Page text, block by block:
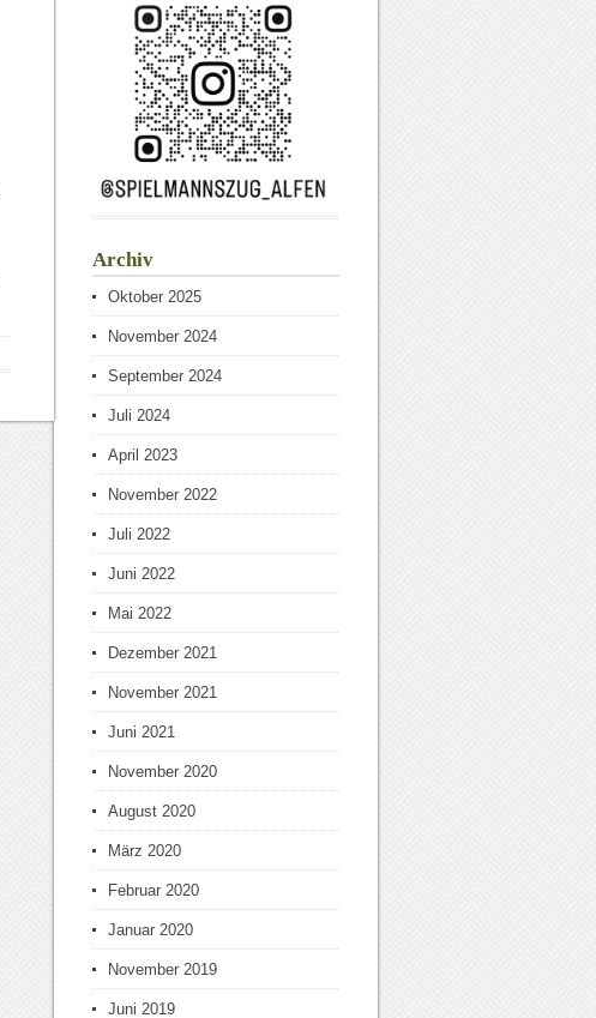
Archiv
Oktober 2025
November 2024
September 2024
Juli 2024
April 2023
November 2022
Juli 2022
Juni 2022
Mai 2022
Dezember 2021
November 2021
Juni 2021
November 2020
August 2020
März 2020
Februar 2020
Januar 2020
November 2019
Juni 2019